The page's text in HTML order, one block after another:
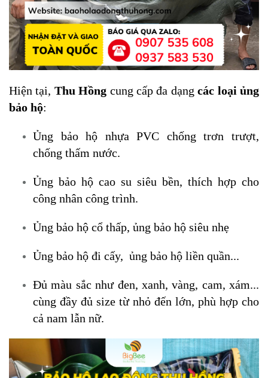
Hiện tại, Thu Hồng cung cấp đa dạngcác loại ủng
bảo hộ:
Ủng bảo hộ nhựa PVC chống trơn trượt,
chống thấm nước.
Ủng bảo hộ cao su siêu bền, thích hợp cho
công nhân công trình.
Ủng bảo hộ cổ thấp, ủng bảo hộ siêu nhẹ
Ủng bảo hộ đi cấy, ủng bảo hộ liền quần...
Đủ màu sắc như đen, xanh, vàng, cam, xám...
cùng đầy đủ size từ nhỏ đến lớn, phù hợp cho
cả nam lẫn nữ.